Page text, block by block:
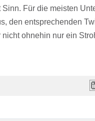
Für die meisten
den entsprechenden
ohnehin nur ein